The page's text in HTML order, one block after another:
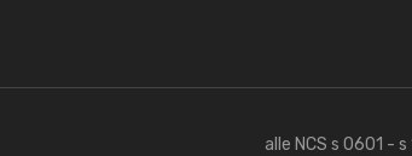
alle NCS s 0601 -